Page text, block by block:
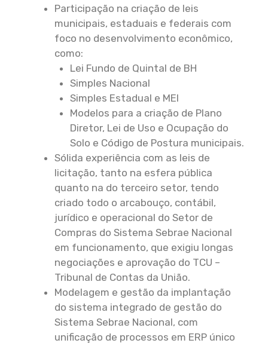
Participação na criação de leis
municipais, estaduais e federais com
foco no desenvolvimento econômico,
como:
Lei Fundo de Quintal de BH
Simples Nacional
Simples Estadual e MEI
Modelos para a criação de Plano
Diretor, Lei de Uso e Ocupação do
Solo e Código de Postura municipais.
Sólida experiência com as leis de
licitação, tanto na esfera pública
quanto na do terceiro setor, tendo
criado todo o arcabouço, contábil,
jurídico e operacional do Setor de
Compras do Sistema Sebrae Nacional
em funcionamento, que exigiu longas
negociações e aprovação do TCU –
Tribunal de Contas da União.
Modelagem e gestão da implantação
do sistema integrado de gestão do
Sistema Sebrae Nacional, com
unificação de processos em ERP único